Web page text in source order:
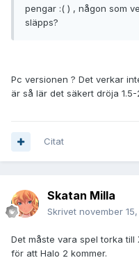
pengar :( ) , någon som
släpps?
Pc versionen ? Det verkar
är så lär det säkert dröja 1.5-
Citat
Skatan Milla
Skrivet november
Det måste vara spel torka
för att Halo 2 kommer.